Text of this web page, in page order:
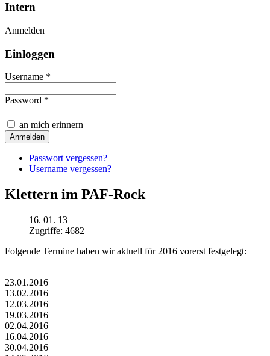
Intern
Anmelden
Einloggen
Username *
Password *
an mich erinnern
Passwort vergessen?
Username vergessen?
Klettern im PAF-Rock
16. 01. 13
Zugriffe: 4682
Folgende Termine haben wir aktuell für 2016 vorerst festgelegt:
23.01.2016
13.02.2016
12.03.2016
19.03.2016
02.04.2016
16.04.2016
30.04.2016